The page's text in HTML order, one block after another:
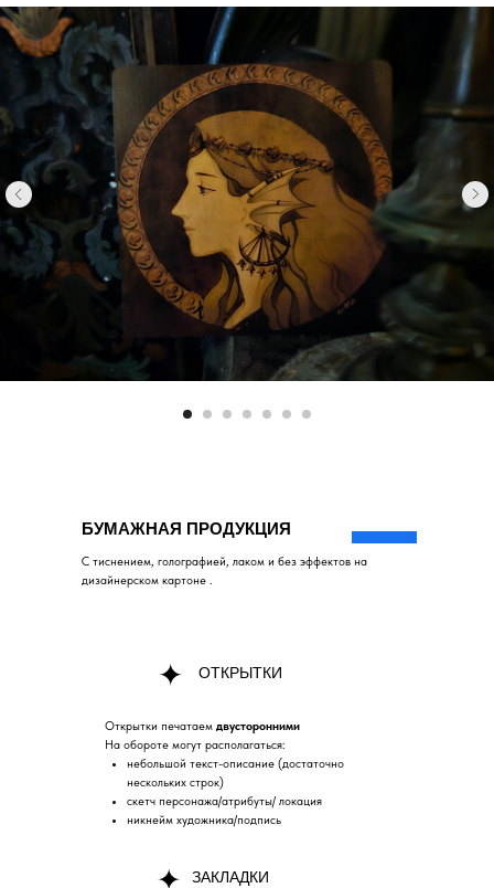
БУМАЖНАЯ ПРОДУКЦИЯ
С тиснением, голографией, лаком и без эффектов на
дизайнерском картоне .
ОТКРЫТКИ
ЗАКЛАДКИ
Открытки печатаем двусторонними
На обороте могут располагаться:
небольшой текст-описание (достаточно
нескольких строк)
скетч персонажа/атрибуты/ локация
никнейм художника/подпись